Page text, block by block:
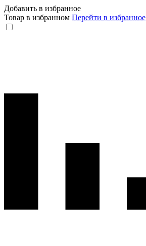
Добавить в избранное
Товар в избранном Перейти в избранное